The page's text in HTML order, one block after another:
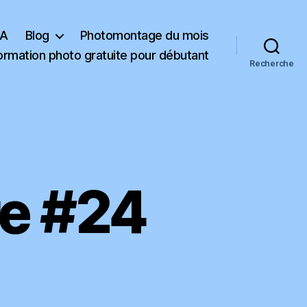
Blog
Photomontage du mois
photo gratuite pour débutant
Recherche
#24
RECEVOIR LE
LIVRE